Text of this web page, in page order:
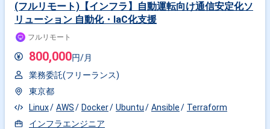
(フルリモート)【インフラ】自動運転向け通信安定化ソ
リューション 自動化・IaC化支援
フルリモート
800,000円/月
業務委託(フリーランス)
東京都
Linux
AWS Docker Ubuntu Ansible
Terraform
インフラエンジニア